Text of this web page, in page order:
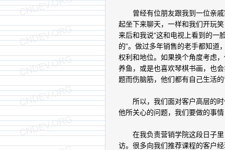
曾经有位朋友跟我到一位亲戚
起坐下来聊天，一样和我们开玩
来后和我说“这和电视上看到的一
的”。做过多年销售的老手都知道
权利和地位。如果换个角度考虑
养鱼，或是也喜欢琴棋书画，也
题而伤脑筋，他们都有自己生活
所以，我们面对客户高层的时
他所关心的问题，我们要做的事
在我负责营销学院这段日子里
访。很多向我们推荐课程的客户